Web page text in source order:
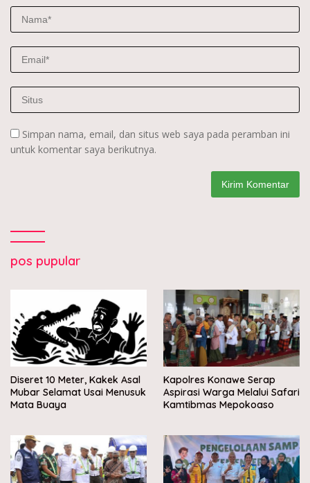
Simpan nama, email, dan situs web saya pada peramban ini
untuk komentar saya berikutnya.
pos pupular
Diseret 10 Meter, Kakek Asal
Mubar Selamat Usai Menusuk
Mata Buaya
Kapolres Konawe Serap
Aspirasi Warga Melalui Safari
Kamtibmas Mepokoaso